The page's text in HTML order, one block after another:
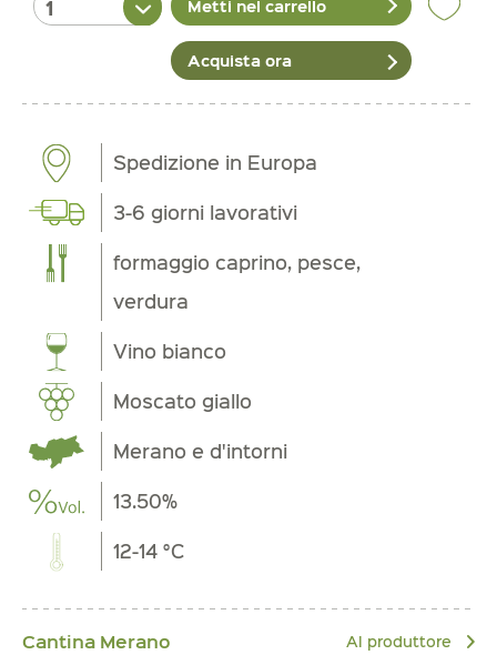
Metti nel carrello
Acquista ora
Spedizione in Europa
3-6 giorni lavorativi
formaggio caprino, pesce,
verdura
Vino bianco
Moscato giallo
Merano e d'intorni
13.50%
12-14 °C
Cantina Merano Al produttore